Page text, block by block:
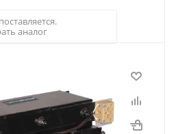
аналог